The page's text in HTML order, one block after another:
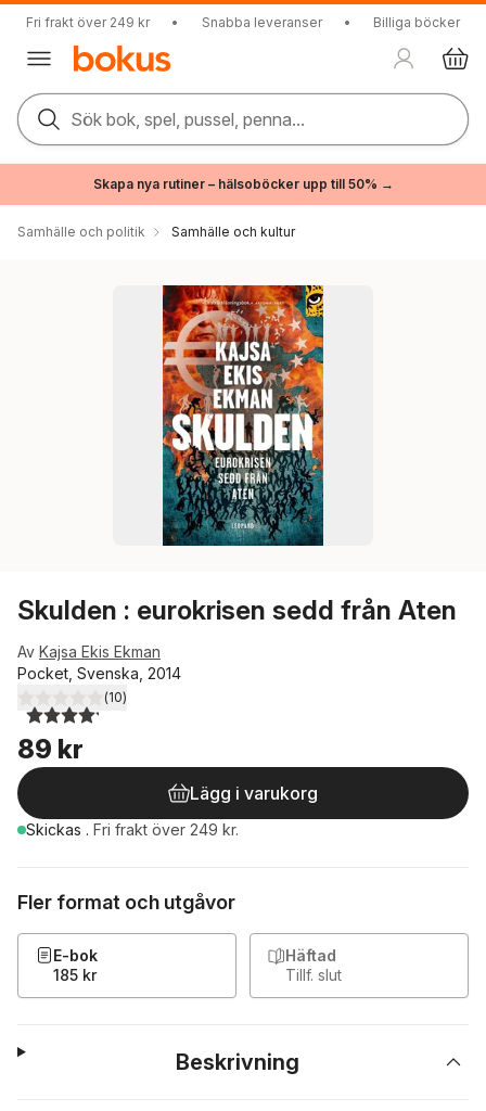
Fri frakt över 249 kr • Snabba leveranser • Billiga böcker
Sök bok, spel, pussel, penna...
Skapa nya rutiner – hälsoböcker upp till 50% →
Samhälle och politik Samhälle och kultur
Skulden : eurokrisen sedd från Aten
Av Kajsa Ekis Ekman
Pocket, Svenska, 2014
4,2utav 5 stjärnor. Totalt antal röster:
(10)
89 kr
Lägg i varukorg
Skickas . Fri frakt över 249 kr.
Fler format och utgåvor
E-bok
185 kr
Häftad
Tillf. slut
Beskrivning